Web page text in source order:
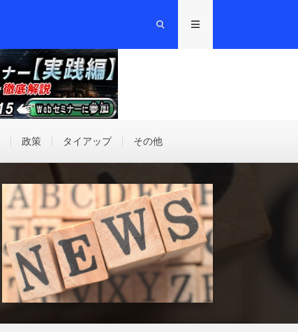
政策 タイアップ その他